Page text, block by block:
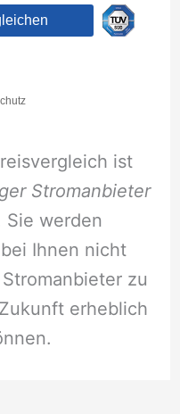
ist
Stromanbieter
Sie werden
Ihnen nicht
zu
erheblich